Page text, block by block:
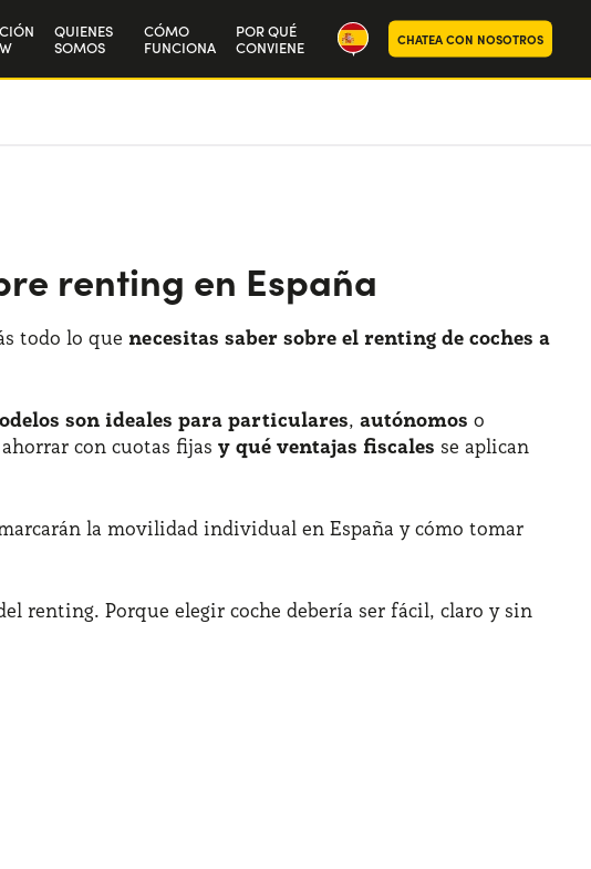
QUIENES
SOMOS
CÓMO
FUNCIONA
POR QUÉ
CONVIENE CHATEA CON NOSOTROS
renting en España
todo lo que necesitas saber sobre el renting de coches a
son ideales para particulares, autónomos o
con cuotas fijas y qué ventajas fiscales se aplican
la movilidad individual en España y cómo tomar
renting. Porque elegir coche debería ser fácil, claro y sin